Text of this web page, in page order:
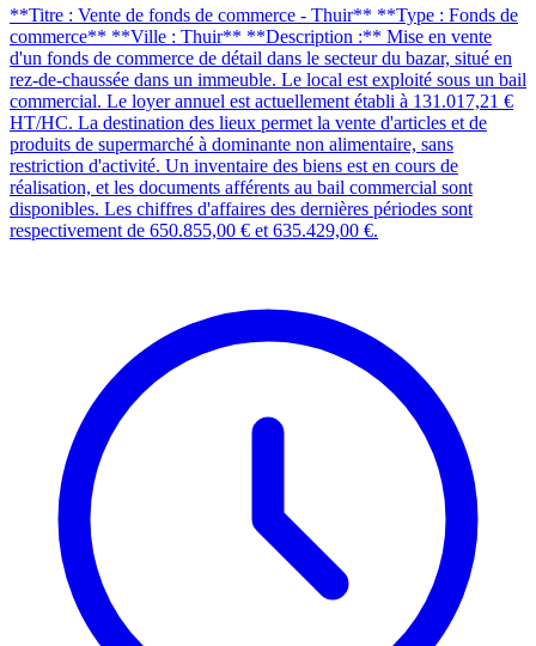
**Titre : Vente de fonds de commerce - Thuir** **Type : Fonds de
commerce** **Ville : Thuir** **Description :** Mise en vente
d'un fonds de commerce de détail dans le secteur du bazar, situé en
rez-de-chaussée dans un immeuble. Le local est exploité sous un bail
commercial. Le loyer annuel est actuellement établi à 131.017,21 €
HT/HC. La destination des lieux permet la vente d'articles et de
produits de supermarché à dominante non alimentaire, sans
restriction d'activité. Un inventaire des biens est en cours de
réalisation, et les documents afférents au bail commercial sont
disponibles. Les chiffres d'affaires des dernières périodes sont
respectivement de 650.855,00 € et 635.429,00 €.